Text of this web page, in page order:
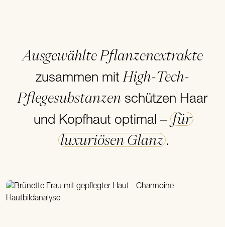
Ausgewählte Pflanzenextrakte
zusammen mitHigh-Tech-
Pflegesubstanzen schützen Haar
und Kopfhaut optimal –für
luxuriösen Glanz.